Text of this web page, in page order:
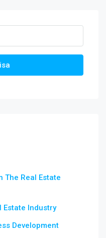
The Real Estate
Estate Industry
Development